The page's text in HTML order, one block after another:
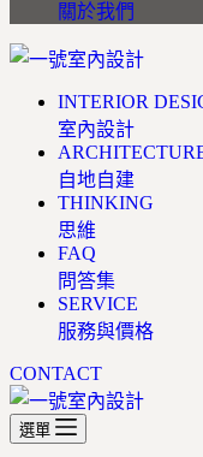
關於我們
INTERIOR
室內設計
自地自建
THINKING
思維
FAQ
問答集
SERVICE
服務與價格
CONTACT
選單